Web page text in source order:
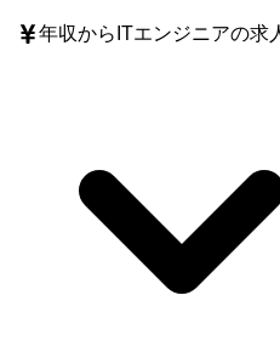
年収からITエンジニアの求